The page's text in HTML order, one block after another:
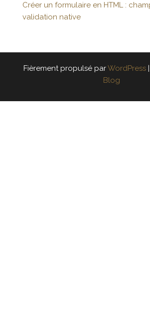
Créer un formulaire en HTML :
validation native
Fièrement propulsé parWordPress |
Blog